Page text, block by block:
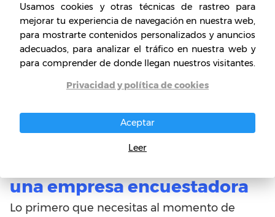
sedentaria, practicar algún deporte, vivir solas,
entre muchas otras cosas.
Tan importante es esta información que es
usada para elaborar rankings que compiten a
nivel internacional para posicionar a los países
seguro, menos corrupto, etc., del mundo.
una empresa encuestadora
Lo primero que necesitas al momento de
Usamos cookies y otras técnicas de rastreo para
mejorar tu experiencia de navegación en nuestra web,
para mostrarte contenidos personalizados y anuncios
adecuados, para analizar el tráfico en nuestra web y
para comprender de donde llegan nuestros visitantes.
Privacidad y política de cookies
Aceptar
Leer